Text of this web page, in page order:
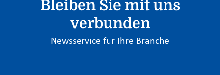
Bleiben Sie mit uns
verbunden
Newsservice für Ihre Branche